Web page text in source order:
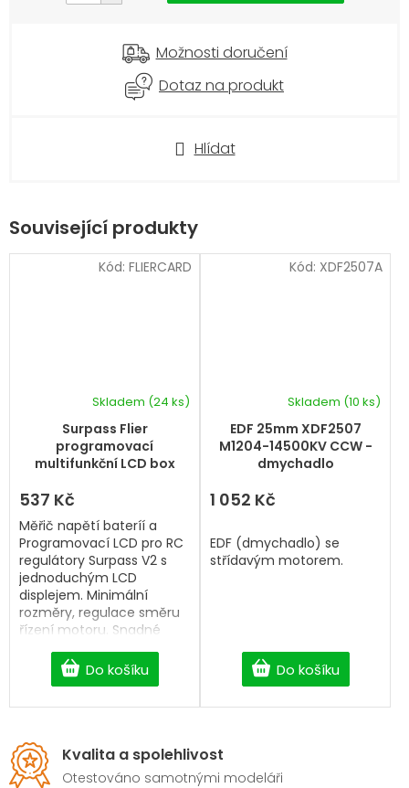
Hlídat
Možnosti doručení
Dotaz na produkt
Související produkty
Surpass Flier
programovací
multifunkční LCD box
Skladem (24 ks)
537 Kč
Do košíku
Měřič napětí bateríí a
Programovací LCD pro RC
regulátory Surpass V2 s
jednoduchým LCD
displejem. Minimální
rozměry, regulace směru
řízení motoru. Snadné
programování doma i v
terénu.
Kód: FLIERCARD
EDF 25mm XDF2507
M1204-14500KV CCW -
dmychadlo
Skladem (10 ks)
1 052 Kč
Do košíku
EDF (dmychadlo) se
střídavým motorem.
Kód: XDF2507A
Kvalita a spolehlivost
Otestováno samotnými modeláři